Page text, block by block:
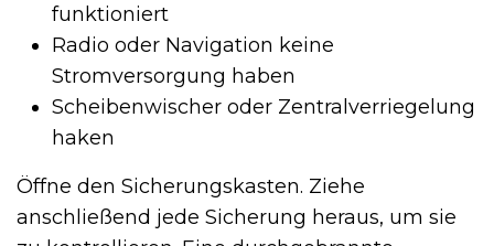
funktioniert
Radio oder Navigation keine
Stromversorgung haben
Scheibenwischer oder Zentralverriegelung
haken
Öffne den Sicherungskasten. Ziehe
anschließend jede Sicherung heraus, um sie